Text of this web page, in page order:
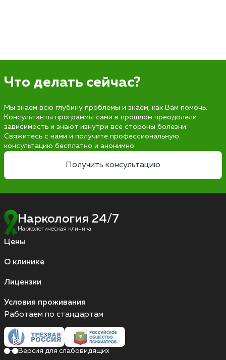
Что делать сейчас?
Мы знаем всю глубину проблемы и знаем, как Вам помочь.
Консультанты программы сами в прошлом преодолели
зависимость и знают изнутри все стороны болезни.
Свяжитесь с нами и получите профессиональную
консультацию бесплатно и анонимно.
Получить консультацию
Наркология 24/7
Наркологическая клиника
Цены
О клинике
Лицензии
Условия проживания
Работаем по стандартам
Версия для слабовидящих